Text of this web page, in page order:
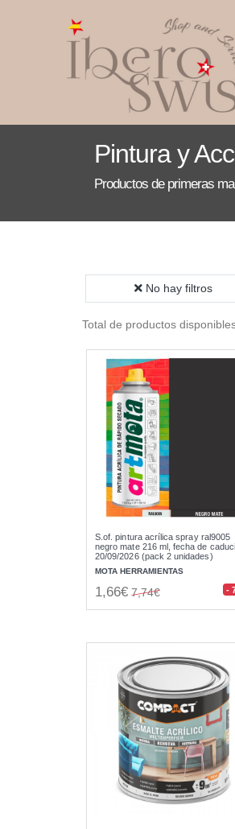
Pintura y
Productos de primeras
No hay filtros
Total de productos
S.of. pintura acrílica spray ral9005
negro mate 216 ml, fecha de
20/09/2026 (pack 2 unidades)
MOTA HERRAMIENTAS
1,66€ 7,74€ -